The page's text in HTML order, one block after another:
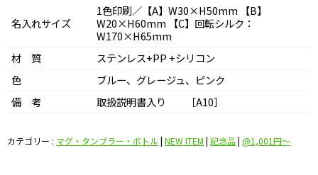
名入れサイズ
1色印刷／【A】W30×H50mm 【B】
W20×H60mm 【C】回転シルク：
W170×H65mm
材 質
ステンレス+PP +シリコン
色
ブルー、グレージュ、ピンク
備 考
取扱説明書入り ［A10］
カテゴリー : マグ・タンブラー・ボトル | NEW ITEM | 記念品| @1,001円〜